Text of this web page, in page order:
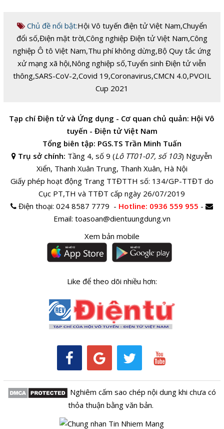
Chủ đề nổi bật:Hội Vô tuyến điện tử Việt Nam,Chuyển
đổi số,Điện mặt trời,Công nghiệp Điện tử Việt Nam,Công
nghiệp Ô tô Việt Nam,Thu phí không dừng,Bộ Quy tắc ứng
xử mạng xã hội,Nông nghiệp số,Tuyển sinh Điện tử viễn
thông,SARS-CoV-2,Covid 19,Coronavirus,CMCN 4.0,PVOIL
Cup 2021
Tạp chí Điện tử và Ứng dụng - Cơ quan chủ quản: Hội Vô
tuyến - Điện tử Việt Nam
Tổng biên tập: PGS.TS Trần Minh Tuấn
Trụ sở chính: Tầng 4, số 9 (Lô TT01-07, số 103) Nguyễn
Xiển, Thanh Xuân Trung, Thanh Xuân, Hà Nội
Giấy phép hoạt động Trang TTĐTTH số: 134/GP-TTĐT do
Cục PT,TH và TTĐT cấp ngày 26/07/2019
Điện thoại:024 8587 7779 - Hotline: 0936 559 955 -
Email: toasoan@dientuungdung.vn
Xem bản mobile
Like để theo dõi nhiều hơn:
Nghiêm cấm sao chép nội dung khi chưa có
thỏa thuận bằng văn bản.